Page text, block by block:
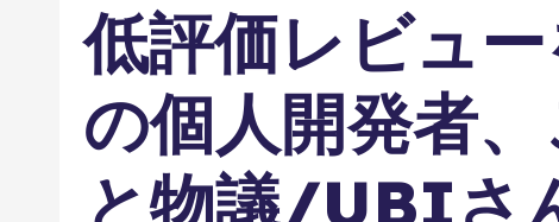
低評価レビュ
の個人開発者
と物議/UBIさ